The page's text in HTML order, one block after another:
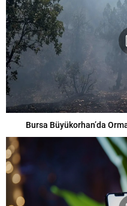
Bursa Büyükorhan’da